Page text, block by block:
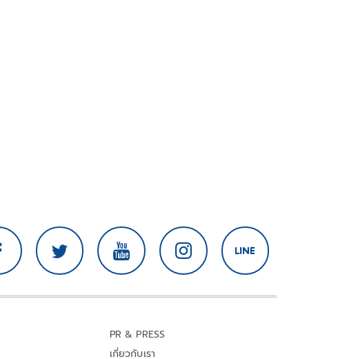
PR & PRESS
เกี่ยวกับเรา